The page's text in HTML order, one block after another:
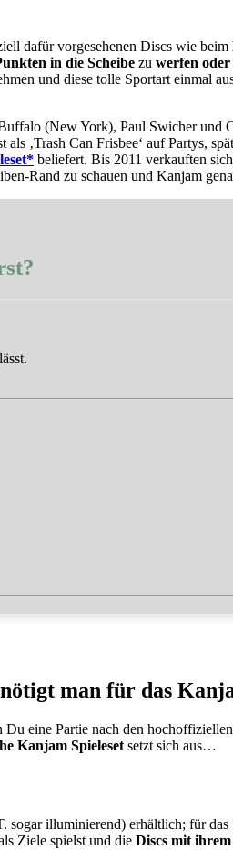
dafür vorgesehenen Discs wie beim
in die Scheibe zu werfen oder
und diese tolle Sportart einmal
(New York), Paul Swicher und
‚Trash Can Frisbee‘ auf Partys,
beliefert. Bis 2011 verkauften
Rand zu schauen und Kanjam
man für das
eine Partie nach den
Kanjam Spieleset setzt sich aus…
illuminierend) erhältlich; für
Ziele spielst und die Discs mit